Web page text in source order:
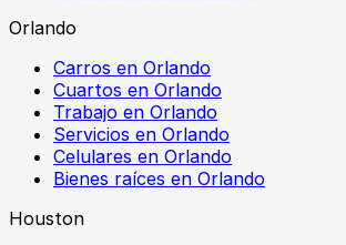
Orlando
Carros en Orlando
Cuartos en Orlando
Trabajo en Orlando
Servicios en Orlando
Celulares en Orlando
Bienes raíces en Orlando
Houston